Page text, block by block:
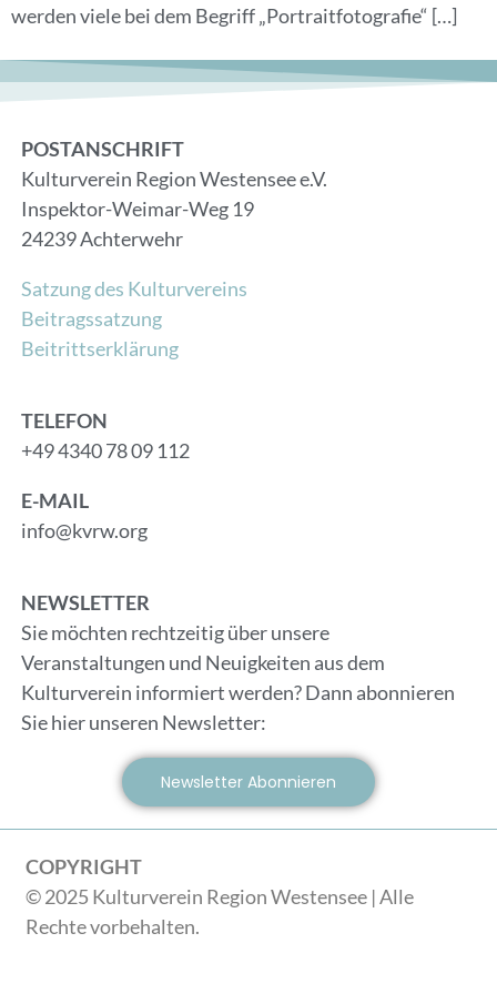
werden viele bei dem Begriff „Portraitfotografie“ […]
POSTANSCHRIFT
Kulturverein Region Westensee e.V.
Inspektor-Weimar-Weg 19
24239 Achterwehr
Satzung des Kulturvereins
Beitragssatzung
Beitrittserklärung
TELEFON
+49 4340 78 09 112
E-MAIL
info@kvrw.org
NEWSLETTER
Sie möchten rechtzeitig über unsere
Veranstaltungen und Neuigkeiten aus dem
Kulturverein informiert werden? Dann abonnieren
Sie hier unseren Newsletter:
Newsletter Abonnieren
COPYRIGHT
© 2025 Kulturverein Region Westensee | Alle
Rechte vorbehalten.